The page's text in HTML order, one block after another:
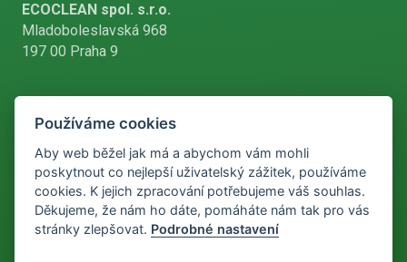
ECOCLEAN spol. s.r.o.
Mladoboleslavská 968
197 00 Praha 9
+420 226 804 900
info@ecoclean-praha.cz
Používáme cookies
Aby web běžel jak má a abychom vám mohli
poskytnout co nejlepší uživatelský zážitek, používáme
cookies. K jejich zpracování potřebujeme váš souhlas.
Děkujeme, že nám ho dáte, pomáháte nám tak pro vás
stránky zlepšovat. Podrobné nastavení